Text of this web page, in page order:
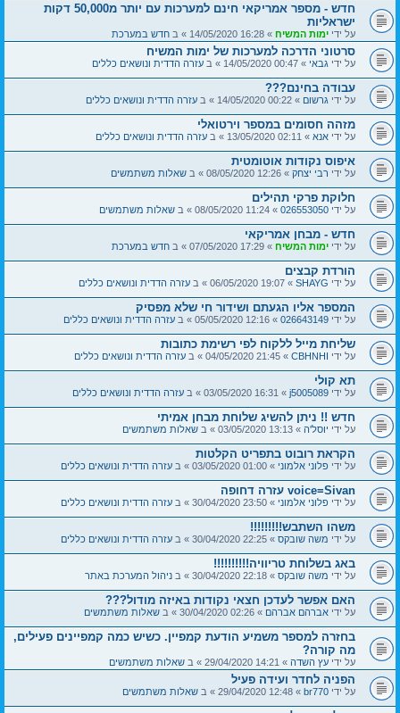
חדש - מספר אמריקאי חינם למערכות עם יותר מ50,000 דקות
ישראליות
על ידי ימות המשיח » 16:28 14/05/2020 » ב חדש במערכת
סרטוני הדרכה למערכות של ימות המשיח
על ידי גבאי » 00:47 14/05/2020 » ב עזרה הדדית ונושאים כללים
עבודה בחינם???
על ידי גרשום » 00:22 14/05/2020 » ב עזרה הדדית ונושאים כללים
מזהה חסומים במספר וירטואלי
על ידי אנא » 02:11 13/05/2020 » ב עזרה הדדית ונושאים כללים
איפוס נקודות אוטומטית
על ידי רבי יצחק » 12:26 08/05/2020 » ב שאלות משתמשים
חלוקת פרקי תהילים
על ידי 026553050 » 11:24 08/05/2020 » ב שאלות משתמשים
חדש - מבחן אמריקאי
על ידי ימות המשיח » 17:29 07/05/2020 » ב חדש במערכת
הורדת קבצים
על ידי SHAYG » 19:07 06/05/2020 » ב עזרה הדדית ונושאים כללים
המספר אליו הגעתם ושידור חי שלא מפסיק
על ידי 026643149 » 12:16 05/05/2020 » ב עזרה הדדית ונושאים כללים
שליחת מייל ללקוח לפי רשימת כתובות
על ידי CBHNHI » 21:45 04/05/2020 » ב עזרה הדדית ונושאים כללים
תא קולי
על ידי j5005089 » 16:31 03/05/2020 » ב עזרה הדדית ונושאים כללים
חדש !! ניתן להשיג שלוחת מבחן אמיתי
על ידי יוסל'ה » 13:13 03/05/2020 » ב שאלות משתמשים
הקראת רובוט בתפריט הקלטות
על ידי פלוני אלמוני » 01:00 03/05/2020 » ב עזרה הדדית ונושאים כללים
voice=Sivan עזרה דחופה
על ידי פלוני אלמוני » 23:50 30/04/2020 » ב עזרה הדדית ונושאים כללים
משהו השתבש!!!!!!!!!
על ידי משה שובקס » 22:25 30/04/2020 » ב עזרה הדדית ונושאים כללים
באג בשלוחת טריוויה!!!!!!!!!!
על ידי משה שובקס » 22:18 30/04/2020 » ב ניהול המערכת באתר
האם אפשר לעדכן חצאי נקודות באיזה מודול???
על ידי אברהם אברהם » 02:26 30/04/2020 » ב שאלות משתמשים
בחזרה למספר משמיע הודעת קמפיין. כשיש כמה קמפיינים פעילים,
מה קורה?
על ידי עץ השדה » 14:21 29/04/2020 » ב שאלות משתמשים
הפניה לחדר ועידה פעיל
על ידי br770 » 12:48 29/04/2020 » ב שאלות משתמשים